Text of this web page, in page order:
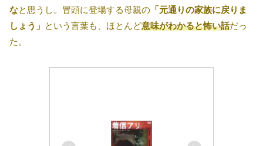
なと思うし。冒頭に登場する母親の 「元通りの家族に戻りま
しょう」 という言葉も、ほとんど意味がわかると怖い話だっ
た。